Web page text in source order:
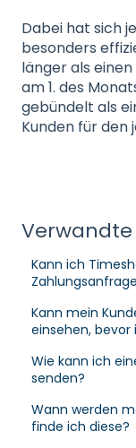
Dabei hat sich
besonders
länger als
am 1. des
gebündelt als
Kunden für den
Verwandte
Kann ich
Kann mein
einsehen,
Wie kann ich
senden?
Wann werden
finde ich diese?